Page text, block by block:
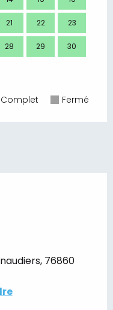
21 22 23
28 29 30
Complet Fermé
76860